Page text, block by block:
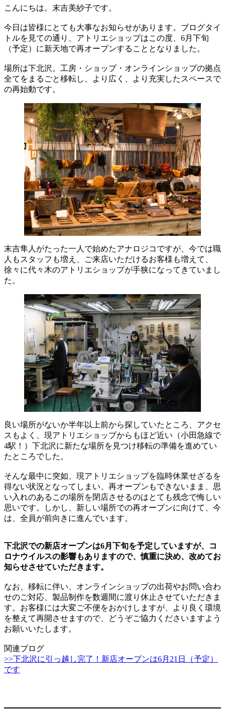
こんにちは。末吉美紗子です。
今日は皆様にとても大事なお知らせがあります。ブログタイ
トルを見ての通り、アトリエショップはこの度、6月下旬
（予定）に新天地で再オープンすることとなりました。
場所は下北沢。工房・ショップ・オンラインショップの拠点
全てをまるごと移転し、より広く、より充実したスペースで
の再始動です。
末吉隼人がたった一人で始めたアナロジコですが、今では職
人もスタッフも増え、ご来店いただけるお客様も増えて、
徐々に代々木のアトリエショップが手狭になってきていまし
た。
良い場所がないか半年以上前から探していたところ、アクセ
スもよく、現アトリエショップからもほど近い（小田急線で
4駅！）下北沢に新たな場所を見つけ移転の準備を進めてい
たところでした。
そんな最中に突如、現アトリエショップを臨時休業せざるを
得ない状況となってしまい、再オープンもできないまま、思
い入れのあるこの場所を閉店させるのはとても残念で悔しい
思いです。しかし、新しい場所での再オープンに向けて、今
は、全員が前向きに進んでいます。
下北沢での新店オープンは6月下旬を予定していますが、コ
ロナウイルスの影響もありますので、慎重に決め、改めてお
知らせさせていただきます。
なお、移転に伴い、オンラインショップの出荷やお問い合わ
せのご対応、製品制作を数週間に渡り休止させていただきま
す。お客様には大変ご不便をおかけしますが、より良く環境
を整えて再開させますので、どうぞご協力くださいますよう
お願いいたします。
関連ブログ
>>下北沢に引っ越し完了！新店オープンは6月21日（予定）
です